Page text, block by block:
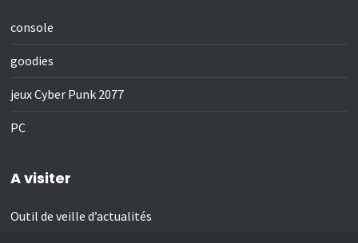
console
goodies
jeux Cyber Punk 2077
PC
A visiter
Outil de veille d’actualités